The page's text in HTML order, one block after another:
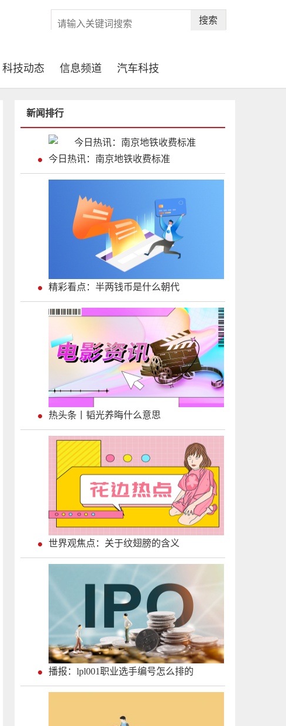
搜索
科技动态 信息频道 汽车科技
新闻排行
今日热讯：南京地铁收费标准
精彩看点：半两钱币是什么朝代
热头条丨韬光养晦什么意思
世界观焦点：关于纹翅膀的含义
播报：lpl001职业选手编号怎么排的